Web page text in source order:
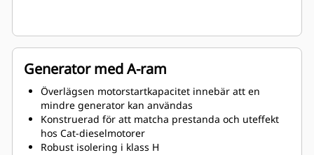
Generator med A-ram
Överlägsen motorstartkapacitet innebär att en
mindre generator kan användas
Konstruerad för att matcha prestanda och uteffekt
hos Cat-dieselmotorer
Robust isolering i klass H